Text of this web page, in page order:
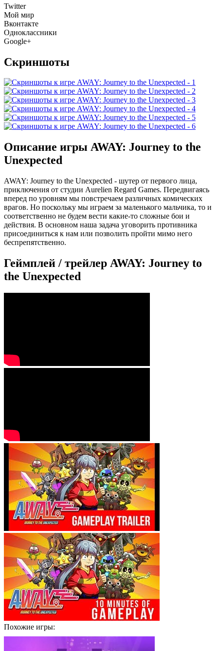
Twitter
Мой мир
Вконтакте
Одноклассники
Google+
Скриншоты
Описание игры AWAY: Journey to the
Unexpected
AWAY: Journey to the Unexpected - шутер от первого лица,
приключения от студии Aurelien Regard Games. Передвигаясь
вперед по уровням мы повстречаем различных комических
врагов. Но поскольку мы играем за маленького мальчика, то и
соответственно не будем вести какие-то сложные бои и
действия. В основном наша задача уговорить противника
присоединиться к нам или позволить пройти мимо него
беспрепятственно.
Геймплей / трейлер AWAY: Journey to
the Unexpected
Похожие игры: